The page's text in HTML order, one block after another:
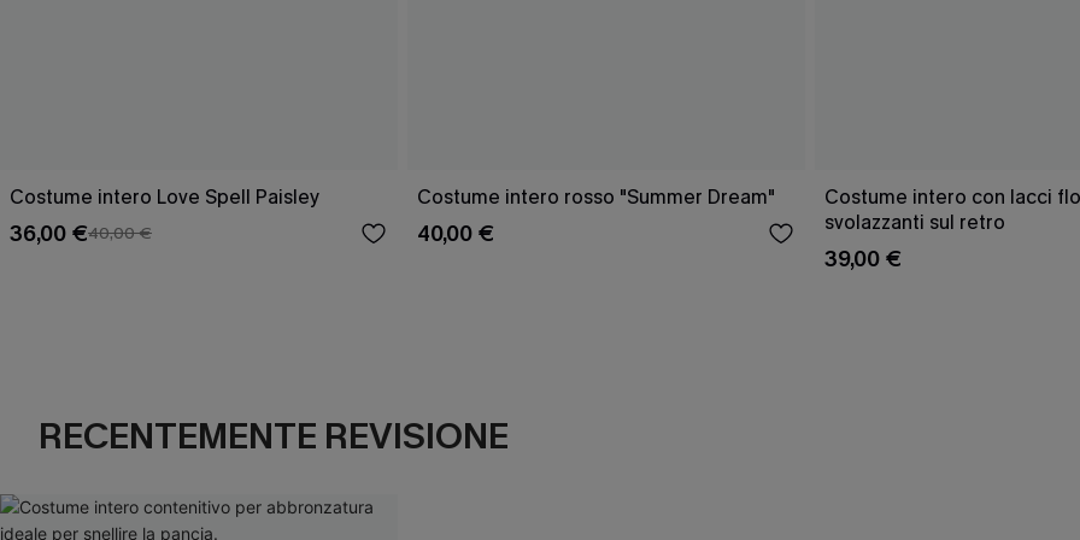
Costume intero Love Spell Paisley
36,00 €40,00 €
Costume intero rosso "Summer Dream"
40,00 €
Costume intero con lacci
svolazzanti sul retro
39,00 €
RECENTEMENTE REVISIONE